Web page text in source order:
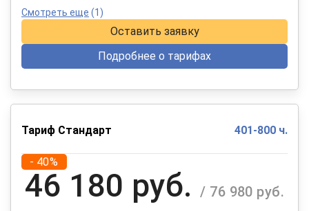
Смотреть еще (1)
Оставить заявку
Подробнее о тарифах
Тариф Стандарт 401-800 ч.
- 40%
46 180 руб. / 76 980 руб.